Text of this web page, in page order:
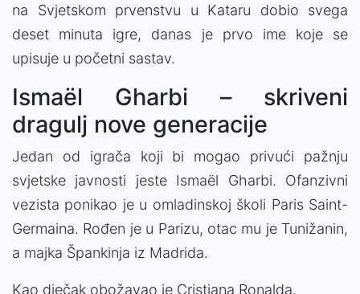
na Svjetskom prvenstvu u Kataru dobio svega
deset minuta igre, danas je prvo ime koje se
upisuje u početni sastav.
Ismaël Gharbi – skriveni
dragulj nove generacije
Jedan od igrača koji bi mogao privući pažnju
svjetske javnosti jeste Ismaël Gharbi. Ofanzivni
vezista ponikao je u omladinskoj školi Paris Saint-
Germaina. Rođen je u Parizu, otac mu je Tunižanin,
a majka Špankinja iz Madrida.
Kao dječak obožavao je Cristiana Ronalda.